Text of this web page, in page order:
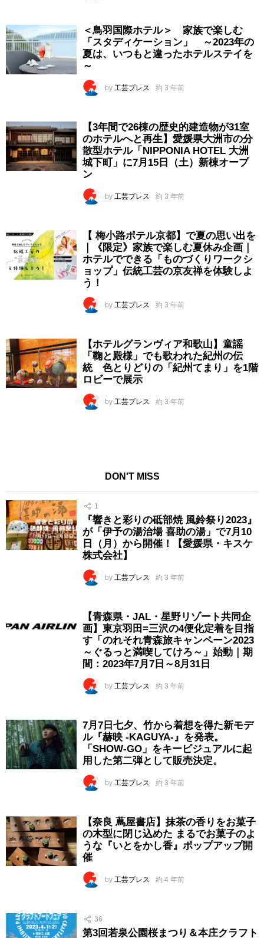
＜鳥羽国際ホテル＞ 家族で楽しむ
「スタディケーション」 ～2023年の
夏は、いつもと違ったホテルステイを
～
by 工芸プレス 約 3 年前
【3年間で26棟の歴史的建造物が31室
のホテルへと再生】愛媛県大洲市の分
散型ホテル「NIPPONIA HOTEL 大洲
城下町」に7月15日（土）新棟オープ
ン
by 工芸プレス 約 3 年前
【 梅小路ポテル京都】で夏の思い出を
｜《限定》家族で楽しむ夏休み企画｜
ホテルでできる「ものづくりワークシ
ョップ」伝統工芸の京友禅を体験しよ
う！
by 工芸プレス 約 3 年前
【ホテルグランヴィア和歌山】童謡
「鞠と殿様」でも歌われた紀州の伝
統 色とりどりの「紀州てまり」を1階
ロビーで展示
by 工芸プレス 約 3 年前
DON'T MISS
1
『響きと彩りの砥部焼 風鈴祭り2023』
が「伊予の湯治場 喜助の湯」で7月10
日（月）から開催！【愛媛県・キスケ
株式会社】
by 工芸プレス 約 3 年前
【青森県・JAL・星野リゾート共同企
画】東京羽田=三沢の4便化定着を目指
す「のれそれ青森旅キャンペーン2023
～ぐるっと満喫してけろ～」始動｜期
間：2023年7月7日～8月31日
by 工芸プレス 約 3 年前
7月7日七夕、竹から着想を得た新モデ
ル『赫映 -KAGUYA-』を発表。
「SHOW-GO」をキービジュアルに起
用した第二弾として販売決定。
by 工芸プレス 約 3 年前
【奈良 蔦屋書店】抹茶の香りをお菓子
の木型に閉じ込めた まるでお菓子のよ
うな『いとをかし香』ポップアップ開
催
by 工芸プレス 約 4 年前
36
第3回若泉公園桜まつり＆本庄クラフト